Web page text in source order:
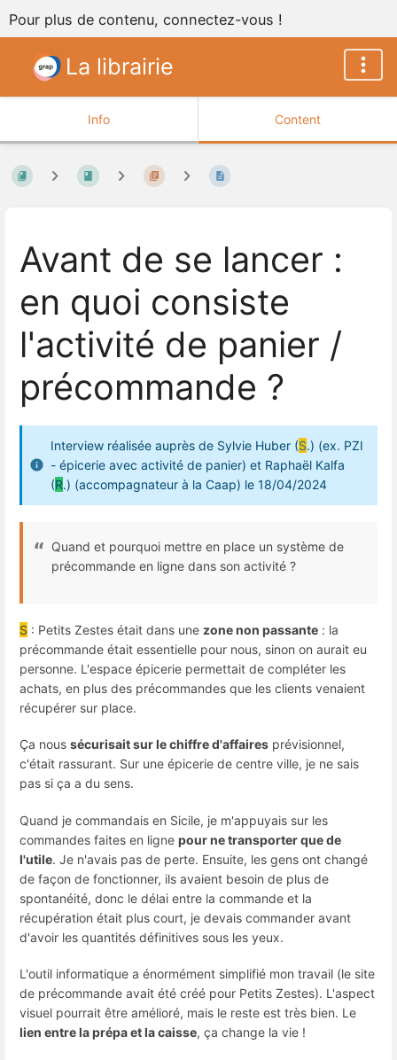
Pour plus de contenu, connectez-vous !
La librairie
Info Content
Avant de se lancer :
en quoi consiste
l'activité de panier /
précommande ?
Interview réalisée auprès de Sylvie Huber (S.) (ex. PZI
- épicerie avec activité de panier) et Raphaël Kalfa
(R.) (accompagnateur à la Caap) le 18/04/2024
Quand et pourquoi mettre en place un système de
précommande en ligne dans son activité ?
S : Petits Zestes était dans une zone non passante : la
précommande était essentielle pour nous, sinon on aurait eu
personne. L'espace épicerie permettait de compléter les
achats, en plus des précommandes que les clients venaient
récupérer sur place.
Ça nous sécurisait sur le chiffre d'affaires prévisionnel,
c'était rassurant. Sur une épicerie de centre ville, je ne sais
pas si ça a du sens.
Quand je commandais en Sicile, je m'appuyais sur les
commandes faites en ligne pour ne transporter que de
l'utile. Je n'avais pas de perte. Ensuite, les gens ont changé
de façon de fonctionner, ils avaient besoin de plus de
spontanéité, donc le délai entre la commande et la
récupération était plus court, je devais commander avant
d'avoir les quantités définitives sous les yeux.
L'outil informatique a énormément simplifié mon travail (le site
de précommande avait été créé pour Petits Zestes). L'aspect
visuel pourrait être amélioré, mais le reste est très bien. Le
lien entre la prépa et la caisse, ça change la vie !